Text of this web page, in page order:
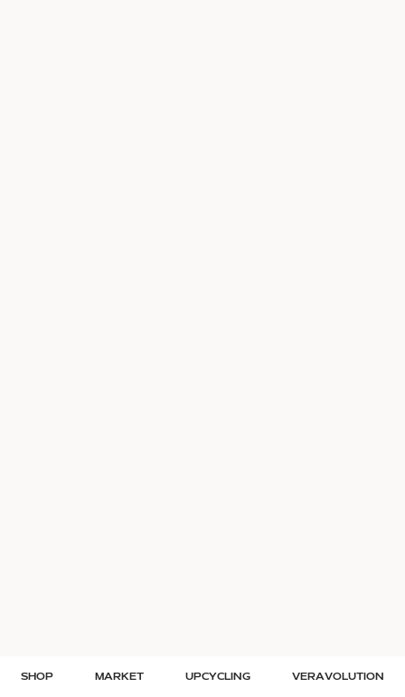
SHOP MARKET UPCYCLING VERAVOLUTION